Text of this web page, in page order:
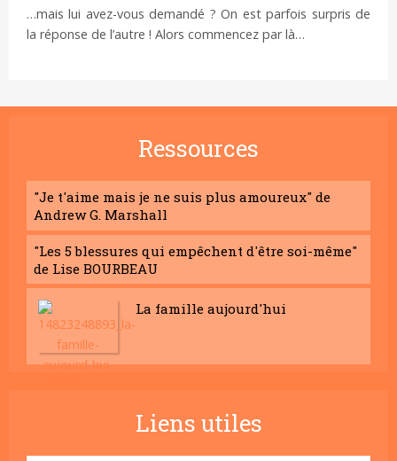
…mais lui avez-vous demandé ? On est parfois surpris de
la réponse de l’autre ! Alors commencez par là…
Ressources
"Je t'aime mais je ne suis plus amoureux" de
Andrew G. Marshall
"Les 5 blessures qui empêchent d'être soi-même"
de Lise BOURBEAU
La famille aujourd'hui
Liens utiles